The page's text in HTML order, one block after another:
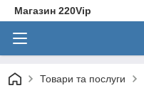
Магазин 220Vip
Товари та послуги